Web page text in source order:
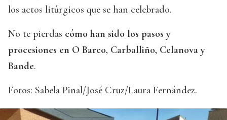
los actos litúrgicos que se han celebrado.
No te pierdas cómo han sido los pasos y
procesiones en O Barco, Carballiño, Celanova y
Bande.
Fotos: Sabela Pinal/José Cruz/Laura Fernández.